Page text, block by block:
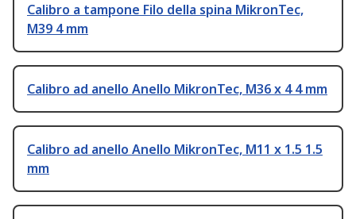
Calibro a tampone Filo della spina MikronTec,
M39 4 mm
Calibro ad anello Anello MikronTec, M36 x 4 4 mm
Calibro ad anello Anello MikronTec, M11 x 1.5 1.5
mm